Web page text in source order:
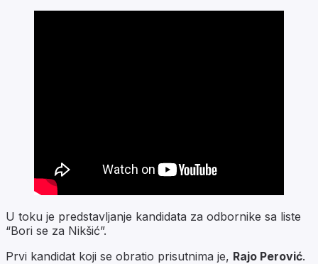
U toku je predstavljanje kandidata za odbornike sa liste
“Bori se za Nikšić”.
Prvi kandidat koji se obratio prisutnima je, Rajo Perović.